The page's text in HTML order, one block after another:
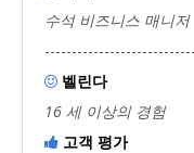
수석 비즈니스 매니저
 벨린다
16 세 이상의 경험
 고객 평가